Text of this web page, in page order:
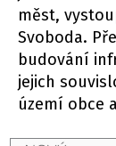
měst,
Svoboda.
budování
jejich
území obce